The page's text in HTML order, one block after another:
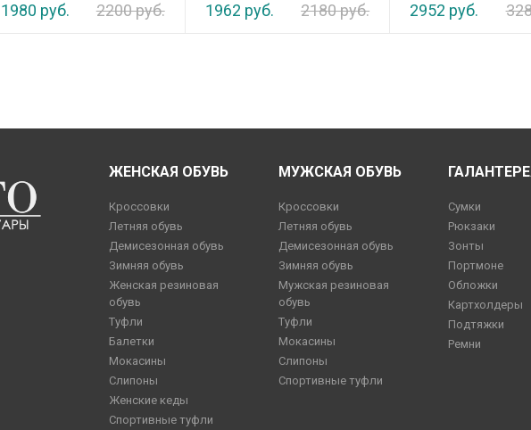
1980 руб. 2200 руб. 1962 руб. 2180 руб. 2952 руб.
ЖЕНСКАЯ ОБУВЬ
Кроссовки
Летняя обувь
Демисезонная обувь
Зимняя обувь
Женская резиновая
обувь
Туфли
Балетки
Мокасины
Слипоны
Женские кеды
Спортивные туфли
МУЖСКАЯ ОБУВЬ
Кроссовки
Летняя обувь
Демисезонная обувь
Зимняя обувь
Мужская резиновая
обувь
Туфли
Мокасины
Слипоны
Спортивные туфли
Сумки
Рюкзаки
Зонты
Портмоне
Обложки
Картхолдеры
Подтяжки
Ремни